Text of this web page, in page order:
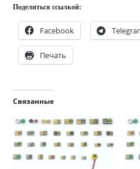
Поделиться ссылкой:
Facebook
Печать
Связанные